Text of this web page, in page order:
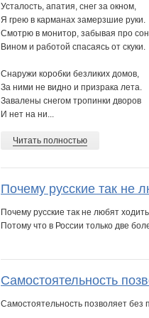
Усталость, апатия, снег за окном,
Я грею в карманах замерзшие руки.
Смотрю в монитор, забывая про
Вином и работой спасаясь от скуки.
Снаружи коробки безликих домов,
За ними не видно и призрака лета.
Завалены снегом тропинки дворов
И нет на ни...
Читать полностью
Почему русские так не
Почему русские так не любят
Потому что в России только две
Самостоятельность
Самостоятельность позволяет